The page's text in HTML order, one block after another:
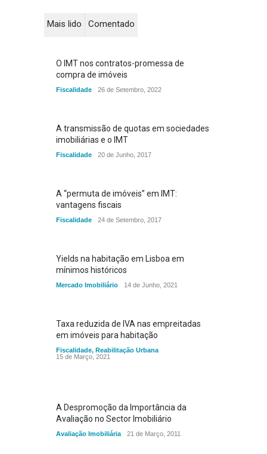
Mais lido Comentado
O IMT nos contratos-promessa de
compra de imóveis
Fiscalidade 26 de Setembro, 2022
A transmissão de quotas em sociedades
imobiliárias e o IMT
Fiscalidade 20 de Junho, 2017
A “permuta de imóveis” em IMT:
vantagens fiscais
Fiscalidade 24 de Setembro, 2017
Yields na habitação em Lisboa em
mínimos históricos
Mercado Imobiliário 14 de Junho, 2021
Taxa reduzida de IVA nas empreitadas
em imóveis para habitação
Fiscalidade, Reabilitação Urbana
15 de Março, 2021
A Despromoção da Importância da
Avaliação no Sector Imobiliário
Avaliação Imobiliária 21 de Março, 2011